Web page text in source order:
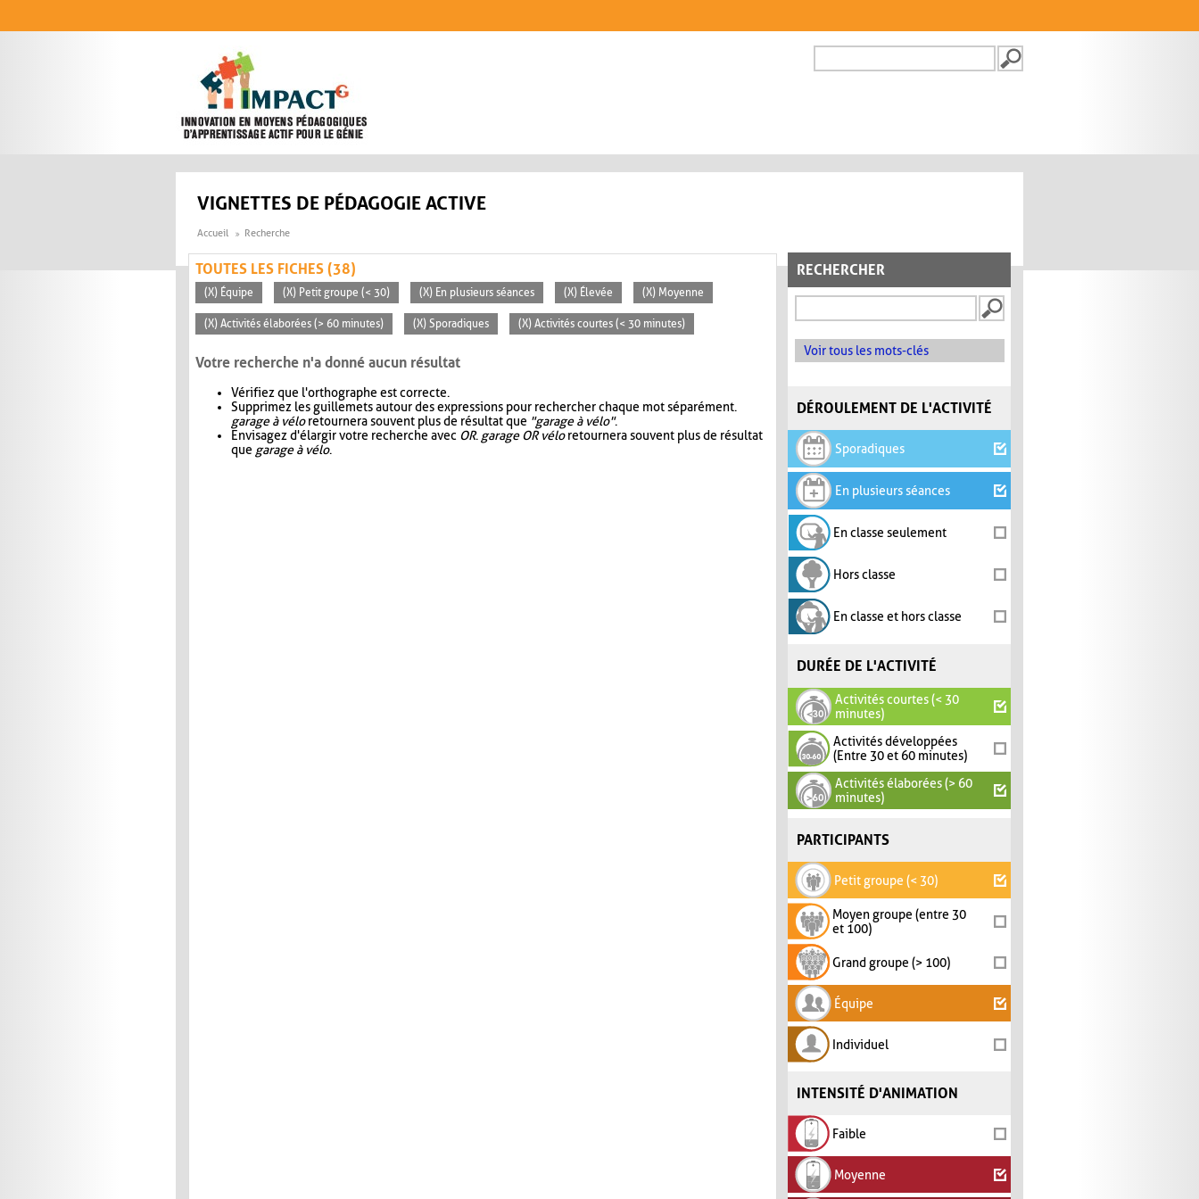
FORMULAIRE DE
VIGNETTES DE PÉDAGOGIE ACTIVE
Accueil Recherche
RECHERCHER
Voir tous les mots-clés
DÉROULEMENT DE L'ACTIVITÉ
Sporadiques
En plusieurs séances
En classe seulement
Hors classe
En classe et hors classe
DURÉE DE L'ACTIVITÉ
Activités courtes (< 30
minutes)
Activités développées
(Entre 30 et 60 minutes)
Activités élaborées (> 60
minutes)
PARTICIPANTS
Petit groupe (< 30)
Moyen groupe (entre 30
et 100)
Grand groupe (> 100)
Équipe
Individuel
INTENSITÉ D'ANIMATION
Faible
Moyenne
TOUTES LES FICHES (38)
(X) Équipe (X) Petit groupe (< 30) (X) En plusieurs séances (X) Élevée (X) Moyenne
(X) Activités élaborées (> 60 minutes) (X) Sporadiques (X) Activités courtes (< 30 minutes)
Votre recherche n'a donné aucun résultat
Vérifiez que l'orthographe est correcte.
Supprimez les guillemets autour des expressions pour rechercher chaque mot séparément.
garage à véloretournera souvent plus de résultat que "garage à vélo".
Envisagez d'élargir votre recherche avec OR. garage OR véloretournera souvent plus de résultat
que garage à vélo.